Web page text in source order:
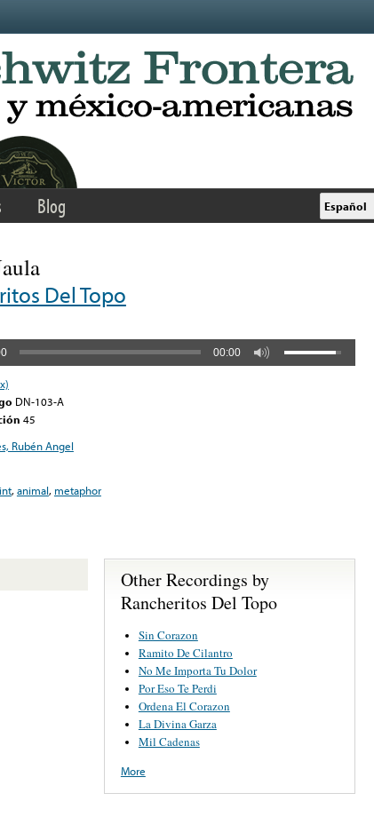
Blog Español
Del Topo
00:00
DN-103-A
45
Rubén Angel
,animal, metaphor
Other Recordings by
Rancheritos Del Topo
Sin Corazon
Ramito De Cilantro
No Me Importa Tu Dolor
Por Eso Te Perdi
Ordena El Corazon
La Divina Garza
Mil Cadenas
More